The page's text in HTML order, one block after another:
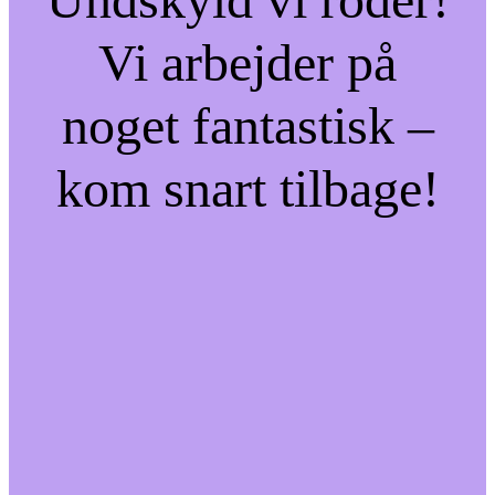
Vi arbejder på
noget fantastisk –
kom snart tilbage!